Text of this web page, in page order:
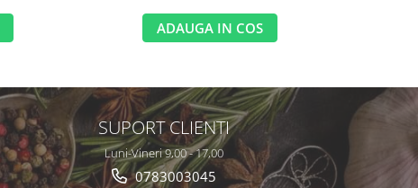
ADAUGA IN COS
SUPORT CLIENTI
Luni-Vineri 9,00 - 17,00
0783003045